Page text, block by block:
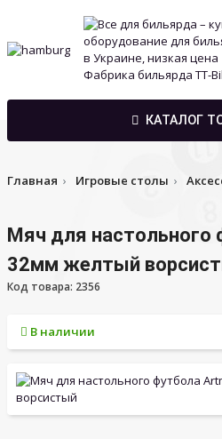
КАТАЛОГ
Главная Игровые столы
Мяч для настольного
32мм желтый
Код товара: 2356
В наличии